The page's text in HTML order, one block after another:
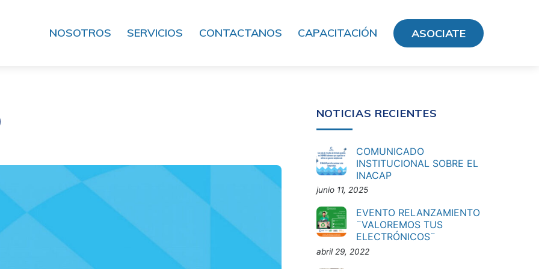
NOSOTROS SERVICIOS CONTACTANOS CAPACITACIÓN ASOCIATE
NOTICIAS RECIENTES
COMUNICADO
INSTITUCIONAL SOBRE EL
INACAP
junio 11, 2025
EVENTO RELANZAMIENTO
¨VALOREMOS TUS
ELECTRÓNICOS¨
abril 29, 2022